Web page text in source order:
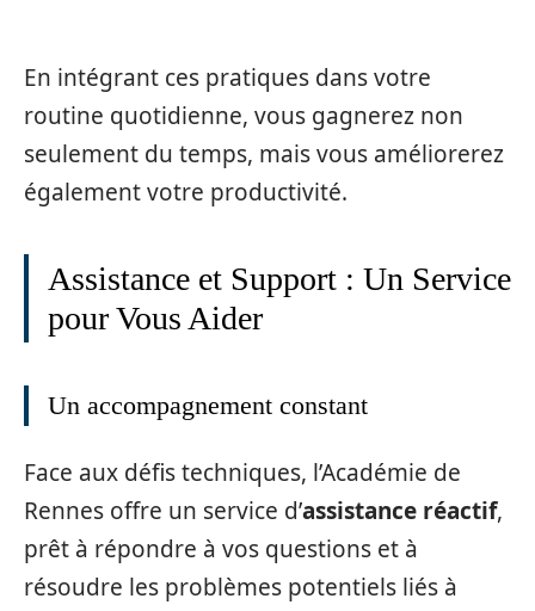
En intégrant ces pratiques dans votre
routine quotidienne, vous gagnerez non
seulement du temps, mais vous améliorerez
également votre productivité.
Assistance et Support : Un Service
pour Vous Aider
Un accompagnement constant
Face aux défis techniques, l’Académie de
Rennes offre un service d’assistance réactif,
prêt à répondre à vos questions et à
résoudre les problèmes potentiels liés à